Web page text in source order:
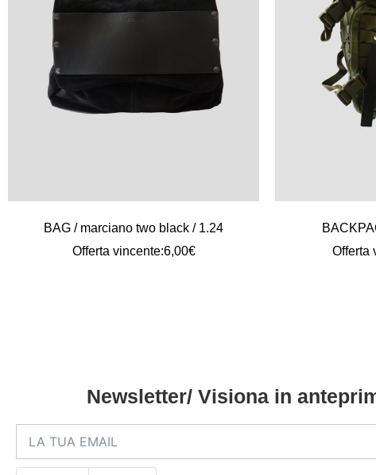
BAG / marciano two black / 1.24
Offerta vincente:6,00€
Offerta
Newsletter/ Visiona in